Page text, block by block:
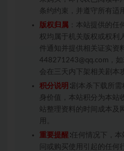
条约约束，并遵守所有适
版权归属 ：本站提供的任
权均属于机关版权或权利
件通知并提供相关证实资
448271243@qq.com，
会在三天内下架相关剧本
积分说明 ∶剧本杀下载所
身价值，本站积分为本站
站整理资料的时间成本及
用。
重要提醒 ∶任何情况下，
问或购买使用引起的任何